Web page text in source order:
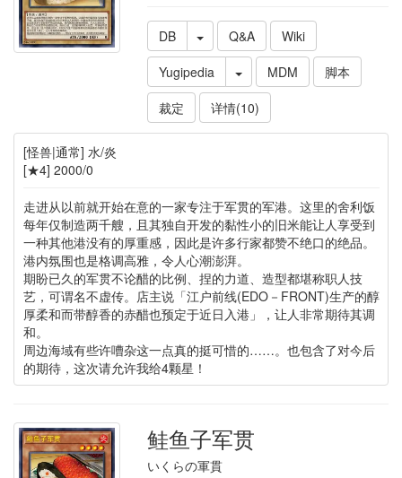
DB Q&A
Wiki
Yugipedia
MDM
脚本
裁定
详情(10)
[怪兽|通常] 水/炎
[★4] 2000/0
走进从以前就开始在意的一家专注于军贯的军港。这里的舍利饭
每年仅制造两千艘，且其独自开发的黏性小的旧米能让人享受到
一种其他港没有的厚重感，因此是许多行家都赞不绝口的绝品。
港内氛围也是格调高雅，令人心潮澎湃。
期盼已久的军贯不论醋的比例、捏的力道、造型都堪称职人技
艺，可谓名不虚传。店主说「江户前线(EDO－FRONT)生产的醇
厚柔和而带醇香的赤醋也预定于近日入港」，让人非常期待其调
和。
周边海域有些许嘈杂这一点真的挺可惜的……。也包含了对今后
的期待，这次请允许我给4颗星！
鲑鱼子军贯
いくらの軍貫